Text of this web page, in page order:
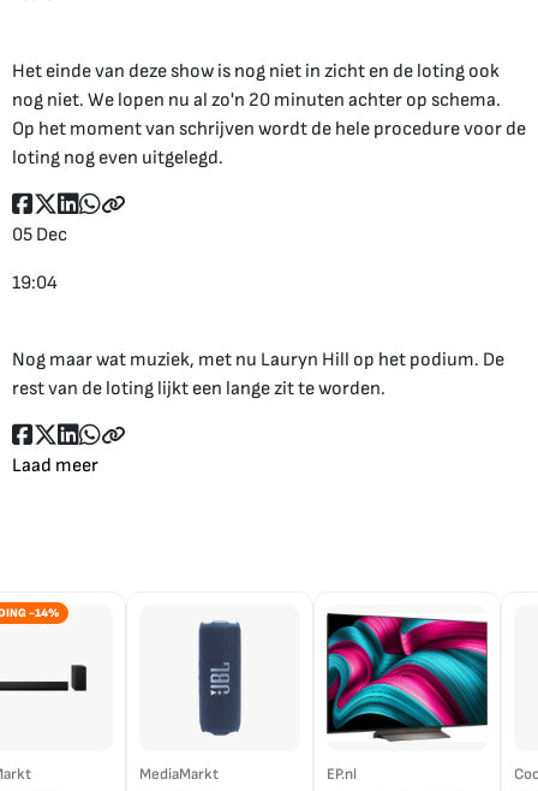
Het einde van deze show is nog niet in zicht en de loting ook
nog niet. We lopen nu al zo'n 20 minuten achter op schema.
Op het moment van schrijven wordt de hele procedure voor de
loting nog even uitgelegd.
05 Dec
19:04
Nog maar wat muziek, met nu Lauryn Hill op het podium. De
rest van de loting lijkt een lange zit te worden.
Laad meer
-14%
MediaMarkt EP.nl